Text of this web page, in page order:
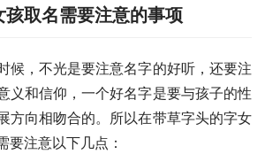
取名需要注意的事项
候，不光是要注意名字的好听，还要注
义和信仰，一个好名字是要与孩子的性
方向相吻合的。所以在带草字头的字女
要注意以下几点：